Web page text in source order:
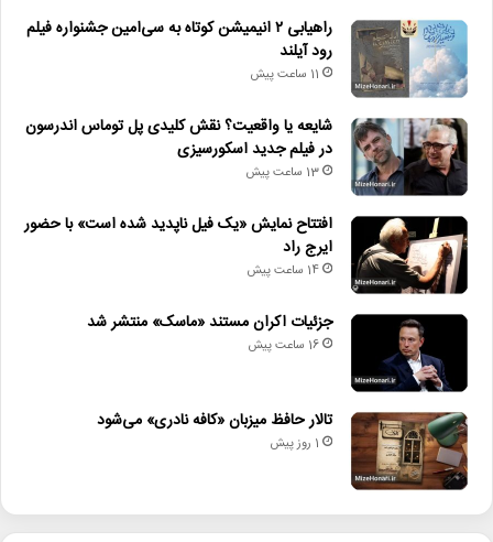
راهیابی ۲ انیمیشن کوتاه به سی‌امین جشنواره فیلم
رود آیلند
11 ساعت پیش
شایعه یا واقعیت؟ نقش کلیدی پل توماس اندرسون
در فیلم جدید اسکورسیزی
13 ساعت پیش
افتتاح نمایش «یک فیل ناپدید شده است» با حضور
ایرج راد
14 ساعت پیش
جزئیات اکران مستند «ماسک» منتشر شد
16 ساعت پیش
تالار حافظ میزبان «کافه نادری» می‌شود
1 روز پیش